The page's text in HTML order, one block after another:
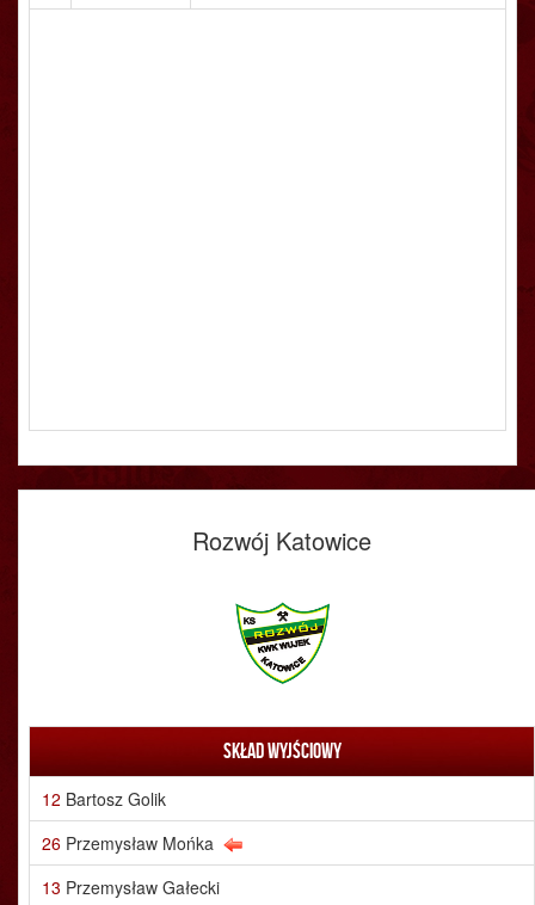
Rozwój Katowice
Skład wyjściowy
12 Bartosz Golik
26 Przemysław Mońka
13 Przemysław Gałecki